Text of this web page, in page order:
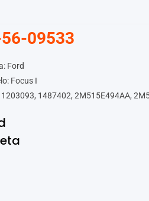
09533
Ford
Focus I
1203093, 1487402, 2M515E494AA,